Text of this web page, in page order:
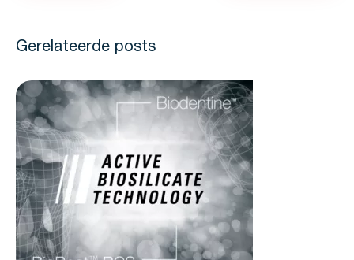
Gerelateerde posts